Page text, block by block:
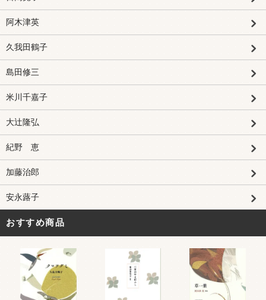
阿木津英
久我田鶴子
島田修三
米川千嘉子
大辻隆弘
紀野 恵
加藤治郎
安永蕗子
おすすめ商品